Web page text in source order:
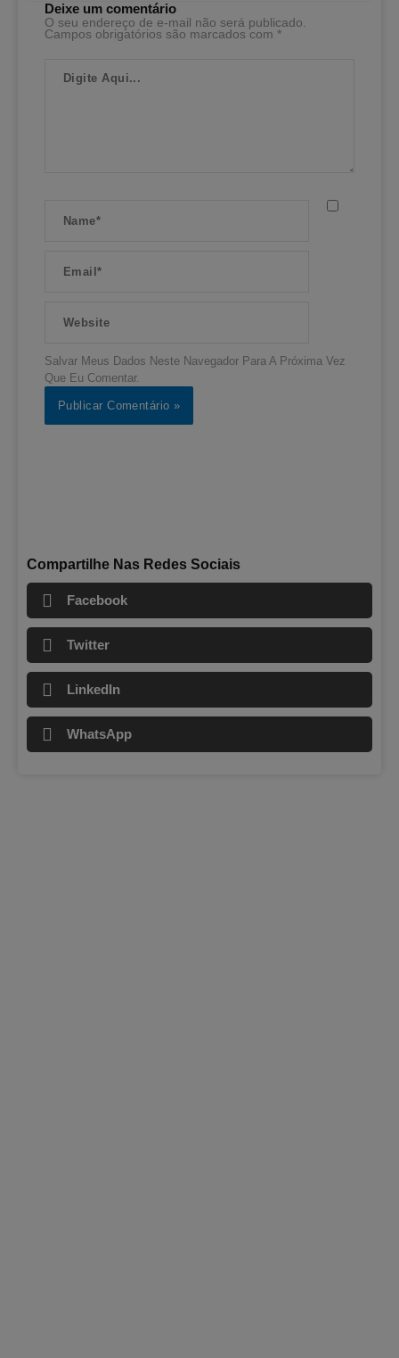
Deixe um comentário
O seu endereço de e-mail não será publicado.
Campos obrigatórios são marcados com *
Aqui...
Salvar Meus Dados Neste Navegador Para A Próxima Vez
Que Eu Comentar.
Compartilhe Nas Redes Sociais
Facebook
Twitter
LinkedIn
WhatsApp